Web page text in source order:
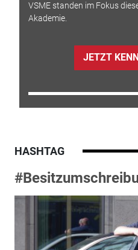
VSME standen im Fokus
Akademie.
JETZT
HASHTAG